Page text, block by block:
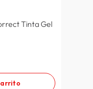
Tinta Gel